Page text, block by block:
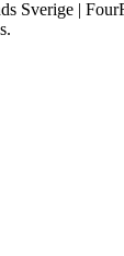
Sverige |